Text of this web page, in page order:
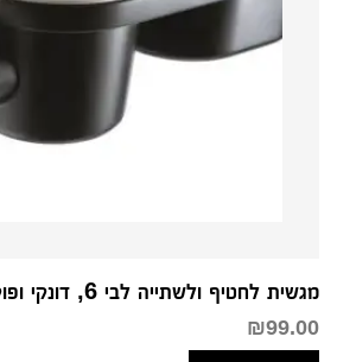
מגשית לחטיף ולשתייה לבי 6, דונקי ופוקס*
₪99.00